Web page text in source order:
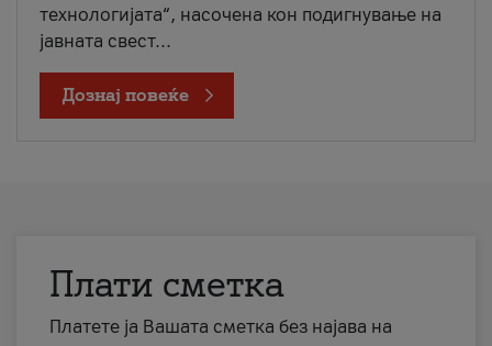
технологијата“, насочена кон подигнување на
јавната свест...
Дознај повеќе
Плати сметка
Платете ја Вашата сметка без најава на